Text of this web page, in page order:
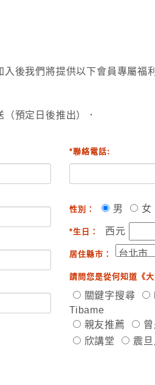
後我們將提供以下會員專屬福
預定日後推出）．
*聯絡電話:
性別： 男 女
*生日： 西元
居住縣市：
請問您是從何知道《大
關鍵字搜尋
Tibame
親友推薦
欣講堂
震